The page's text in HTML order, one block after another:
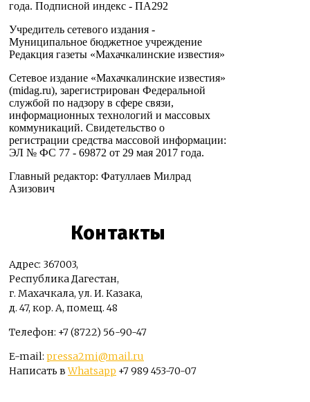
года. Подписной индекс - ПА292
Учредитель сетевого издания -
Муниципальное бюджетное учреждение
Редакция газеты «Махачкалинские известия»
Сетевое издание «Махачкалинские известия»
(midag.ru), зарегистрирован Федеральной
службой по надзору в сфере связи,
информационных технологий и массовых
коммуникаций. Свидетельство о
регистрации средства массовой информации:
ЭЛ № ФС 77 - 69872 от 29 мая 2017 года.
Главный редактор: Фатуллаев Милрад
Азизович
Контакты
Адрес: 367003,
Республика Дагестан,
г. Махачкала, ул. И. Казака,
д. 47, кор. А, помещ. 48
Телефон: +7 (8722) 56-90-47
E-mail: pressa2mi@mail.ru
Написать вWhatsapp +7 989 453-70-07